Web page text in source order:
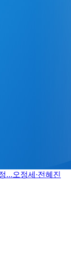
…오정세·전혜진